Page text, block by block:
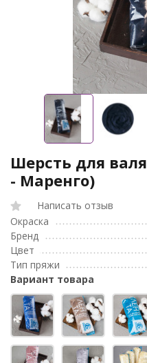
Шерсть для
- Маренго)
Написать отзыв
Окраска
Бренд
Цвет
Тип пряжи
Вариант товара